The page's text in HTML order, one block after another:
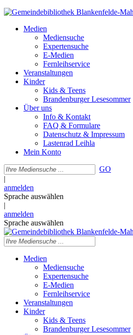
Medien
Mediensuche
Expertensuche
E-Medien
Fernleihservice
Veranstaltungen
Kinder
Kids & Teens
Brandenburger Lesesommer
Über uns
Info & Kontakt
FAQ & Formulare
Datenschutz & Impressum
Lastenrad Leihla
Mein Konto
GO
|
anmelden
Sprache auswählen
|
anmelden
Sprache auswählen
Medien
Mediensuche
Expertensuche
E-Medien
Fernleihservice
Veranstaltungen
Kinder
Kids & Teens
Brandenburger Lesesommer